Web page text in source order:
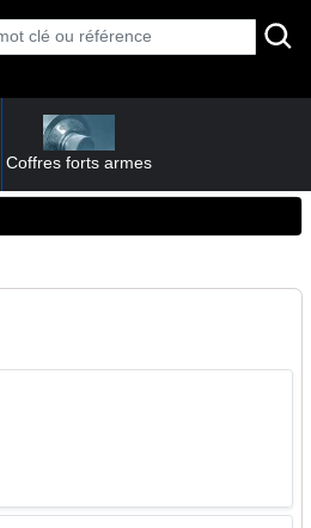
Coffres forts armes